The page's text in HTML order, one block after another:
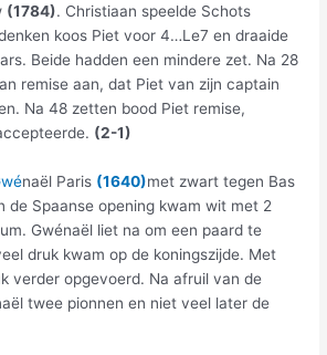
(1784). Christiaan speelde Schots
koos Piet voor 4…Le7 en draaide
Beide hadden een mindere zet. Na 28
remise aan, dat Piet van zijn captain
Na 48 zetten bood Piet remise,
(2-1)
énaël Paris (1640)met zwart tegen Bas
de Spaanse opening kwam wit met 2
Gwénaël liet na om een paard te
druk kwam op de koningszijde. Met
verder opgevoerd. Na afruil van de
twee pionnen en niet veel later de